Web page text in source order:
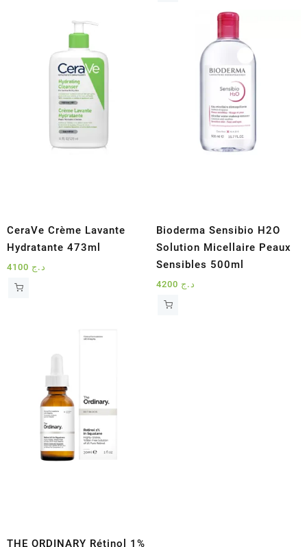
CeraVe Crème Lavante
Hydratante 473ml
د.ج
Bioderma Sensibio H2O
Solution Micellaire Peaux
Sensibles 500ml
د.ج
THE ORDINARY Rétinol 1%